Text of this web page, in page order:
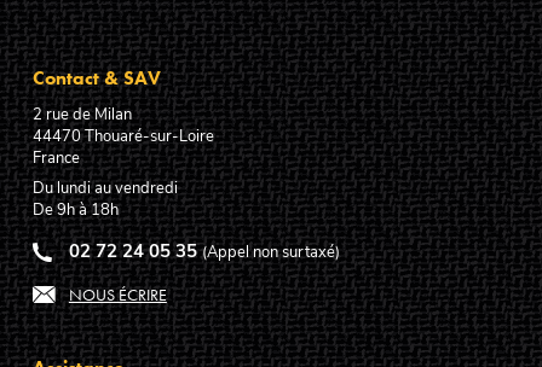
Contact & SAV
2 rue de Milan
44470Thouaré-sur-Loire
France
Du lundi au vendredi
De 9h à 18h
02 72 24 05 35 (Appel non surtaxé)
NOUS ÉCRIRE